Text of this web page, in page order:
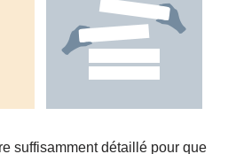
suffisamment détaillé pour que